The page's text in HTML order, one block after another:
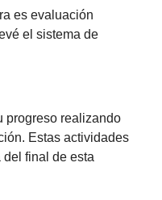
es evaluación
el sistema de
progreso realizando
Estas actividades
final de esta